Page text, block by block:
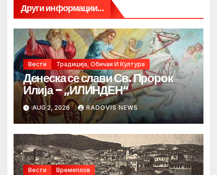
Други информации...
Вести Традиција, Обичаи И Култура
Денеска се слави Св. Пророк
Илија – „ИЛИНДЕН“
AUG 2, 2026 RADOVIS NEWS
Вести Времеплов